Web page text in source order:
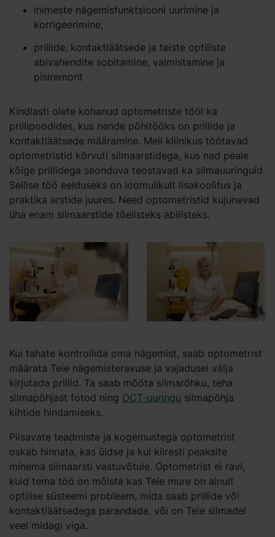
inimeste nägemisfunktsiooni uurimine ja
korrigeerimine,
prillide, kontaktläätsede ja teiste optiliste
abivahendite sobitamine, valmistamine ja
pisiremont
Kindlasti olete kohanud optometriste tööl ka
prillipoodides, kus nende põhitööks on prillide ja
kontaktläätsede määramine. Meil kliinikus töötavad
optometristid kõrvuti silmaarstidega, kus nad peale
kõige prillidega seonduva teostavad ka silmauuringuid.
Sellise töö eelduseks on loomulikult lisakoolitus ja
praktika arstide juures. Need optometristid kujunevad
üha enam silmaarstide tõelisteks abilisteks.
Kui tahate kontrollida oma nägemist, saab optometrist
määrata Teie nägemisteravuse ja vajadusel välja
kirjutada prillid. Ta saab mõõta silmarõhku, teha
silmapõhjast fotod ning OCT-uuringu silmapõhja
kihtide hindamiseks.
Piisavate teadmiste ja kogemustega optometrist
oskab hinnata, kas üldse ja kui kiiresti peaksite
minema silmaarsti vastuvõtule. Optometrist ei ravi,
kuid tema töö on mõista kas Teie mure on ainult
optilise süsteemi probleem, mida saab prillide või
kontaktläätsedega parandada, või on Teie silmadel
veel midagi viga.